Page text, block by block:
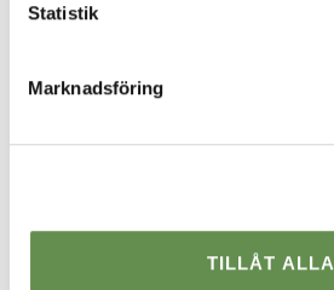
Statistik
Marknadsföring
TILLÅT ALLA
Borgholm
Borlänge